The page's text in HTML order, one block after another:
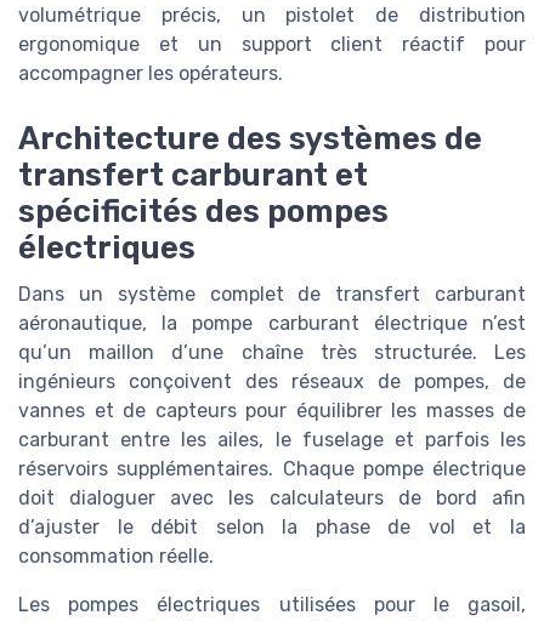
volumétrique précis, un pistolet de distribution
ergonomique et un support client réactif pour
accompagner les opérateurs.
Architecture des systèmes de
transfert carburant et
spécificités des pompes
électriques
Dans un système complet de transfert carburant
aéronautique, la pompe carburant électrique n’est
qu’un maillon d’une chaîne très structurée. Les
ingénieurs conçoivent des réseaux de pompes, de
vannes et de capteurs pour équilibrer les masses de
carburant entre les ailes, le fuselage et parfois les
réservoirs supplémentaires. Chaque pompe électrique
doit dialoguer avec les calculateurs de bord afin
d’ajuster le débit selon la phase de vol et la
consommation réelle.
Les pompes électriques utilisées pour le gasoil,